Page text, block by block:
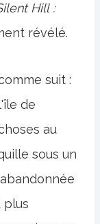
Hill :
révélé.
suit :
de
au
sous un
plus